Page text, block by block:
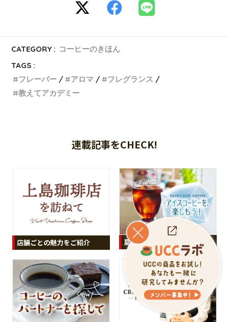
CATEGORY : コーヒーのきほん
TAGS :
フレーバー
アロマ
フレグランス
教えてアカデミー
連載記事をCHECK!
店舗ごとの魅力をご紹介 夏でも、夏じゃなくても！